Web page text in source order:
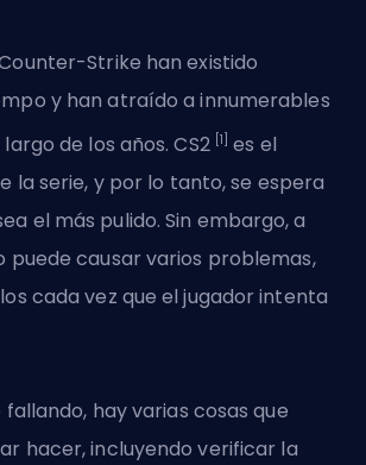
Strike han existido
y han atraído a innumerables
de los años. CS2 [1] es el
la serie, y por lo tanto, se espera
el más pulido. Sin embargo, a
puede causar varios problemas,
cada vez que el jugador intenta
fallando, hay varias cosas que
hacer, incluyendo verificar la